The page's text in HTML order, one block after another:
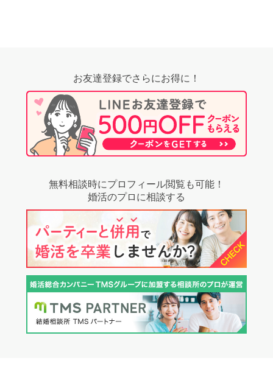
お友達登録でさらにお得に！
無料相談時にプロフィール閲覧も可能！
婚活のプロに相談する